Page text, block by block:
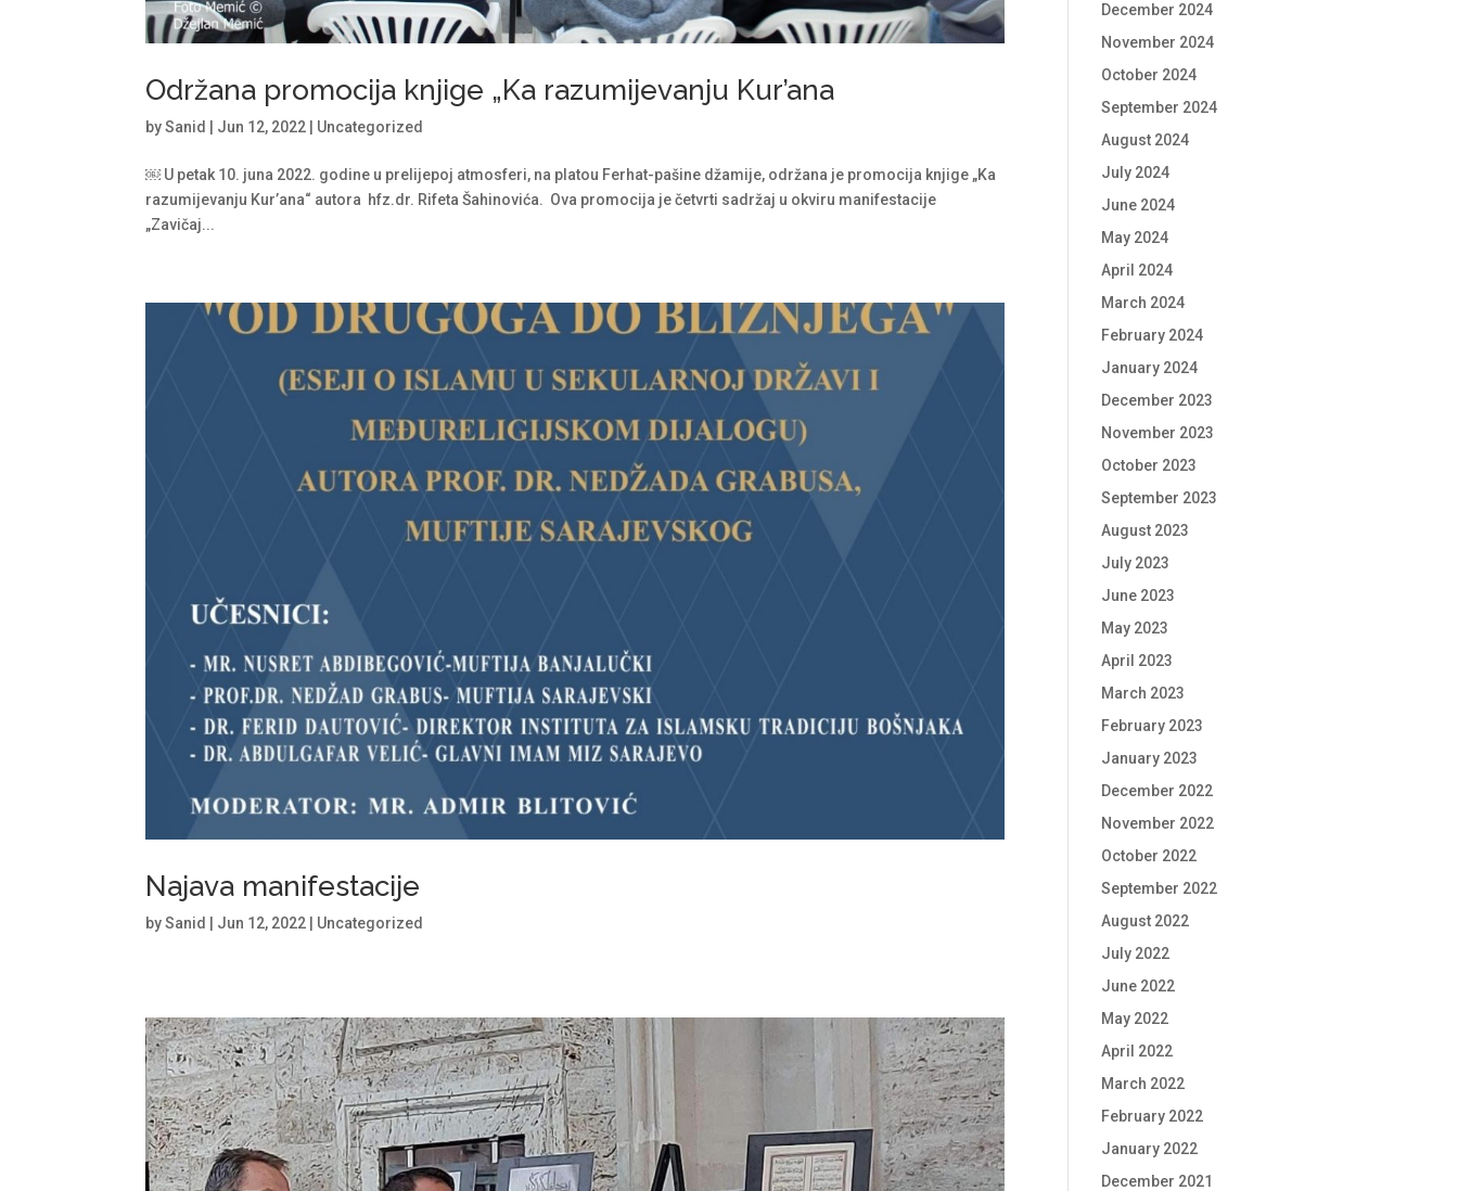
Održana promocija knjige „Ka razumijevanju Kur’ana
bySanid Jun 12, 2022 Uncategorized
￼ U petak 10. juna 2022. godine u prelijepoj atmosferi, na platou Ferhat-pašine džamije, održana je promocija knjige „Ka
razumijevanju Kur’ana“ autora hfz.dr. Rifeta Šahinovića. Ova promocija je četvrti sadržaj u okviru manifestacije
„Zavičaj...
Najava manifestacije
bySanid | Jun 12, 2022 | Uncategorized
December 2024
November 2024
October 2024
September 2024
August 2024
July 2024
June 2024
May 2024
April 2024
March 2024
February 2024
January 2024
December 2023
November 2023
October 2023
September 2023
August 2023
July 2023
June 2023
May 2023
April 2023
March 2023
February 2023
January 2023
December 2022
November 2022
October 2022
September 2022
August 2022
July 2022
June 2022
May 2022
April 2022
March 2022
February 2022
January 2022
December 2021